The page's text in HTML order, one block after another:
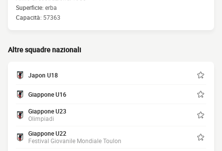
Superficie:erba
Capacità: 57363
Altre squadre nazionali
Japon U18
Giappone U16
Giappone U23
Olimpiadi
Giappone U22
Festival Giovanile Mondiale Toulon